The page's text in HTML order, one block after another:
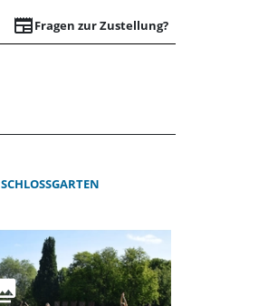
newspaperFragen zur Zustellung?
|